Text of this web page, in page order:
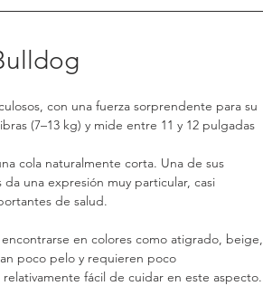
con una fuerza sorprendente para su
(7–13 kg) y mide entre 11 y 12 pulgadas
cola naturalmente corta. Una de sus
una expresión muy particular, casi
de salud.
en colores como atigrado, beige,
poco pelo y requieren poco
fácil de cuidar en este aspecto.